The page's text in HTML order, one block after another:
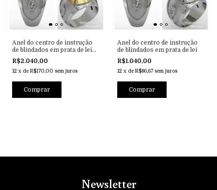
Anel do centro de instrução
de blindados em prata de lei
com ouro 750 -18k
R$2.040,00
12 x de R$170,00 sem juros
Comprar
Anel do centro de instrução
de blindados em prata de lei
R$1.040,00
12 x de R$86,67 sem juros
Comprar
Newsletter